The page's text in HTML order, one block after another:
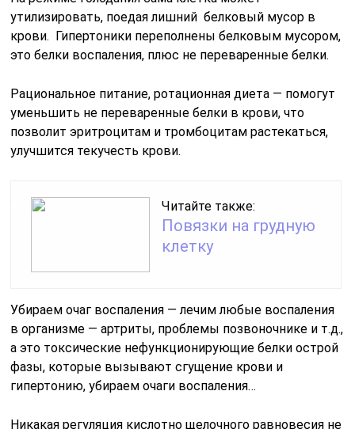
утилизировать, поедая лишний белковый мусор в
крови. Гипертоники переполнены белковым мусором,
это белки воспаления, плюс не переваренные белки.
Рациональное питание, ротационная диета — помогут
уменьшить не переваренные белки в крови, что
позволит эритроцитам и тромбоцитам растекаться,
улучшится текучесть крови.
Читайте также:
Повязки на грудную
клетку
Убираем очаг воспаления — лечим любые воспаления
в организме — артриты, проблемы позвоночнике и т.д.,
а это токсические нефункционирующие белки острой
фазы, которые вызывают сгущение крови и
гипертонию, убираем очаги воспаления…
Никакая регуляция кислотно щелочного равновесия не